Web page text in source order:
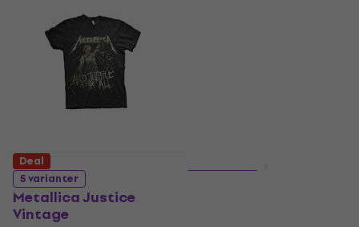
5 varianter
Metallica Justice
Vintage
Deal